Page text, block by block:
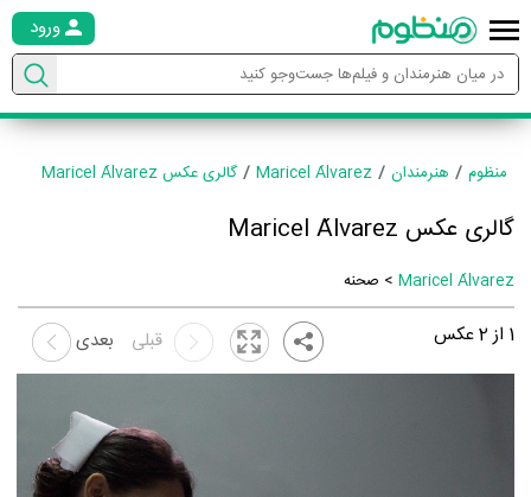
ورود
منظوم هنرمندان Maricel Álvarez گالری عکس Maricel Álvarez
گالری عکس Maricel Álvarez
Maricel Álvarez > صحنه
1 از2عکس بعدی قبلی